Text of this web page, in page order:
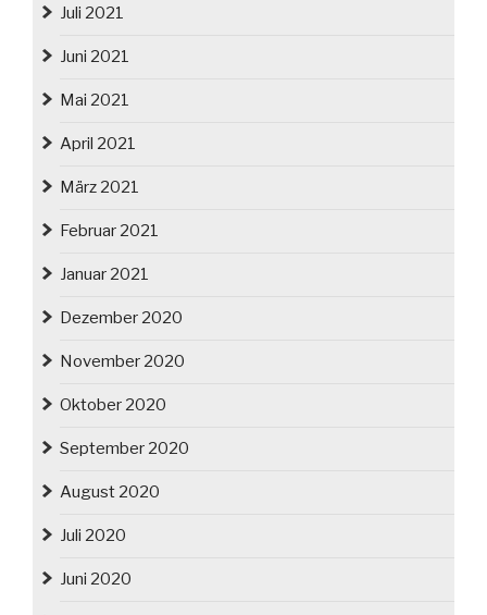
Juli 2021
Juni 2021
Mai 2021
April 2021
März 2021
Februar 2021
Januar 2021
Dezember 2020
November 2020
Oktober 2020
September 2020
August 2020
Juli 2020
Juni 2020